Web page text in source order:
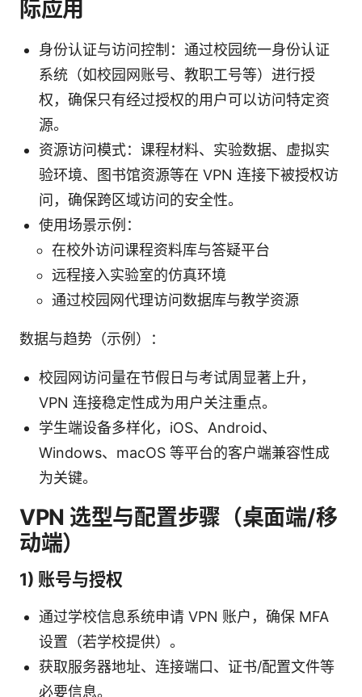
际应用
身份认证与访问控制：通过校园统一身份认证
系统（如校园网账号、教职工号等）进行授
权，确保只有经过授权的用户可以访问特定资
源。
资源访问模式：课程材料、实验数据、虚拟实
验环境、图书馆资源等在 VPN 连接下被授权访
问，确保跨区域访问的安全性。
使用场景示例：
在校外访问课程资料库与答疑平台
远程接入实验室的仿真环境
通过校园网代理访问数据库与教学资源
数据与趋势（示例）：
校园网访问量在节假日与考试周显著上升，
VPN 连接稳定性成为用户关注重点。
学生端设备多样化，iOS、Android、
Windows、macOS 等平台的客户端兼容性成
为关键。
VPN 选型与配置步骤（桌面端/移
动端）
1) 账号与授权
通过学校信息系统申请 VPN 账户，确保 MFA
设置（若学校提供）。
获取服务器地址、连接端口、证书/配置文件等
必要信息。